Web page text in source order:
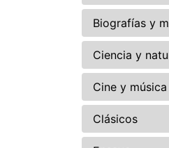
Biografías y
Ciencia y
Cine y música
Clásicos